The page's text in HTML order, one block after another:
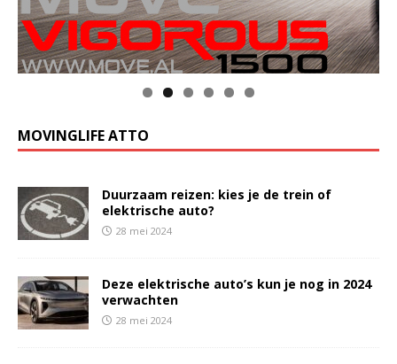
MOVINGLIFE ATTO
Duurzaam reizen: kies je de trein of
elektrische auto?
28 mei 2024
Deze elektrische auto’s kun je nog in 2024
verwachten
28 mei 2024